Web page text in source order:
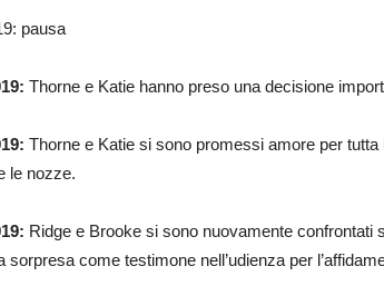
pausa
Thorne e Katie hanno preso una decisione
Thorne e Katie si sono promessi amore per
le nozze.
Ridge e Brooke si sono nuovamente confrontati
sorpresa come testimone nell’udienza per